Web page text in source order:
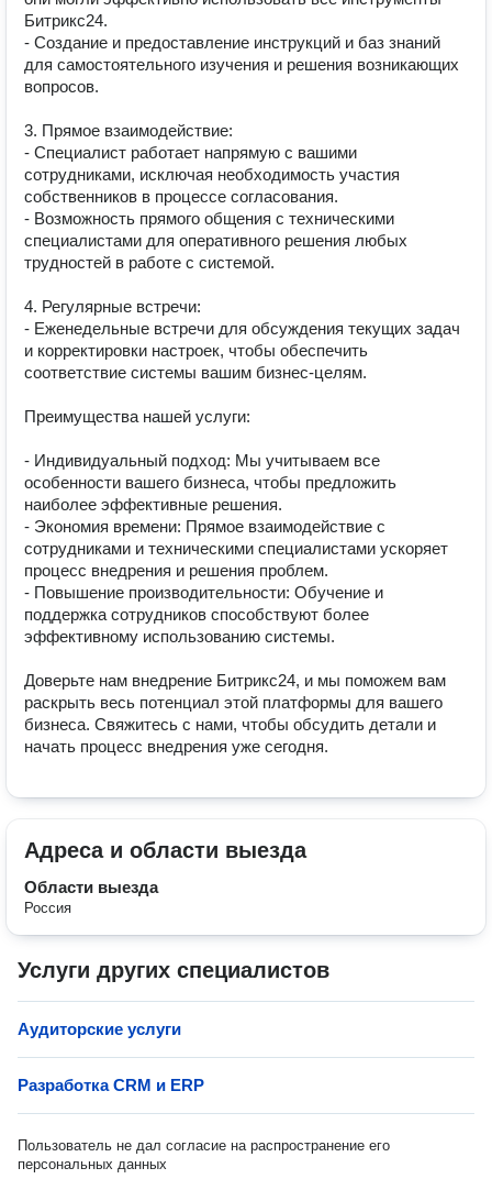
Битрикс24.
- Создание и предоставление инструкций и баз знаний
для самостоятельного изучения и решения возникающих
вопросов.
3. Прямое взаимодействие:
- Специалист работает напрямую с вашими
сотрудниками, исключая необходимость участия
собственников в процессе согласования.
- Возможность прямого общения с техническими
специалистами для оперативного решения любых
трудностей в работе с системой.
4. Регулярные встречи:
- Еженедельные встречи для обсуждения текущих задач
и корректировки настроек, чтобы обеспечить
соответствие системы вашим бизнес-целям.
Преимущества нашей услуги:
- Индивидуальный подход: Мы учитываем все
особенности вашего бизнеса, чтобы предложить
наиболее эффективные решения.
- Экономия времени: Прямое взаимодействие с
сотрудниками и техническими специалистами ускоряет
процесс внедрения и решения проблем.
- Повышение производительности: Обучение и
поддержка сотрудников способствуют более
эффективному использованию системы.
Доверьте нам внедрение Битрикс24, и мы поможем вам
раскрыть весь потенциал этой платформы для вашего
бизнеса. Свяжитесь с нами, чтобы обсудить детали и
начать процесс внедрения уже сегодня.
Адреса и области выезда
Области выезда
Россия
Услуги других специалистов
Аудиторские услуги
Разработка СRM и ERP
Пользователь не дал согласие на распространение его
персональных данных